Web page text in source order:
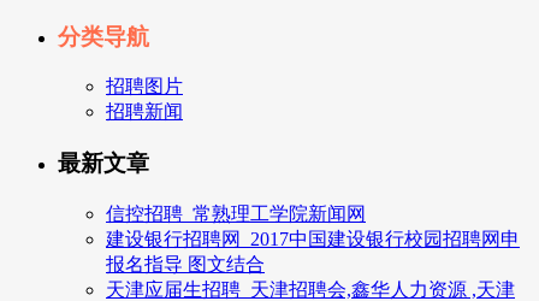
分类导航
招聘图片
招聘新闻
最新文章
信控招聘_常熟理工学院新闻网
建设银行招聘网_2017中国建设银行校园招聘网申
报名指导 图文结合
天津应届生招聘_天津招聘会,鑫华人力资源 ,天津